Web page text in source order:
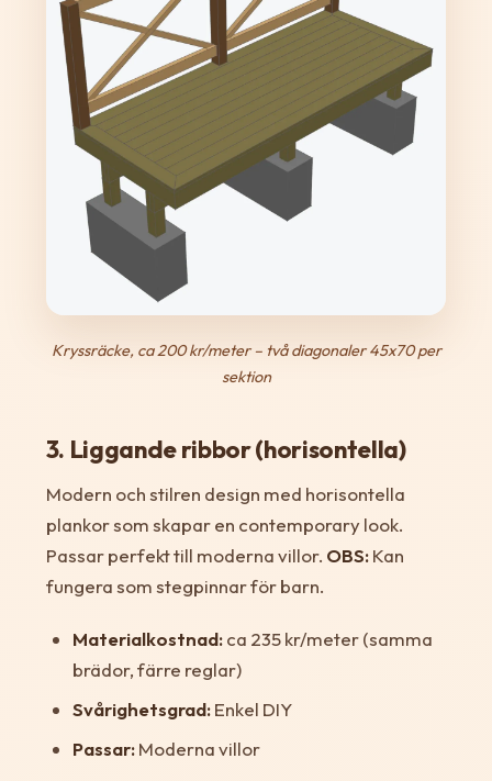
Kryssräcke, ca 200 kr/meter – två diagonaler 45x70 per
sektion
3. Liggande ribbor (horisontella)
Modern och stilren design med horisontella
plankor som skapar en contemporary look.
Passar perfekt till moderna villor. OBS:Kan
fungera som stegpinnar för barn.
Materialkostnad:ca 235 kr/meter (samma
brädor, färre reglar)
Svårighetsgrad:Enkel DIY
Passar:Moderna villor